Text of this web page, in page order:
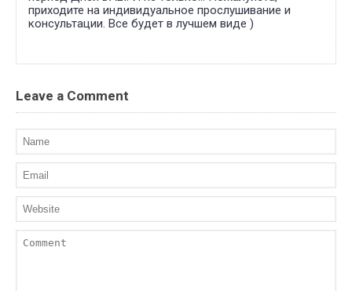
приходите на индивидуальное прослушивание и
консультации. Все будет в лучшем виде )
Leave a Comment